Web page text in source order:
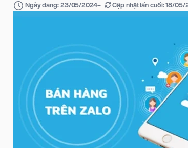
Ngày đăng: 23/05/2024– Cập nhật lần cuối:18/05/